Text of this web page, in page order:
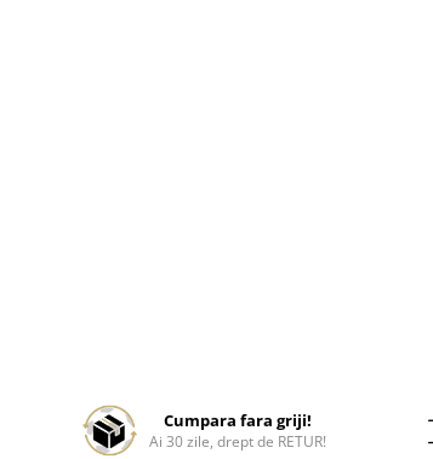
Cumpara fara griji!
Ai 30 zile, drept de RETUR!